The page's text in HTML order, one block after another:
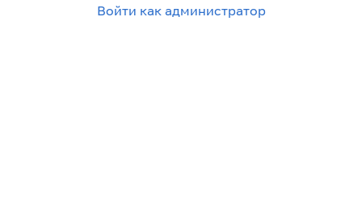
Войти как администратор